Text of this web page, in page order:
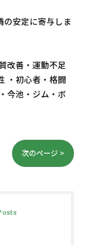
の安定に寄与しま
改善・運動不足
・初心者・格闘
今池・ジム・ボ
次のページ >